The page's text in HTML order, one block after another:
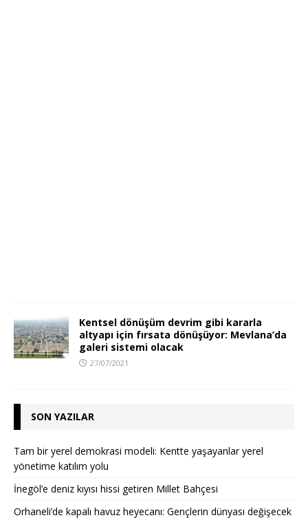
Kentsel dönüşüm devrim gibi kararla
altyapı için fırsata dönüşüyor: Mevlana’da
galeri sistemi olacak
27/07/2021
SON YAZILAR
Tam bir yerel demokrasi modeli: Kentte yaşayanlar yerel
yönetime katılım yolu
İnegöl’e deniz kıyısı hissi getiren Millet Bahçesi
Orhaneli’de kapalı havuz heyecanı: Gençlerin dünyası değişecek